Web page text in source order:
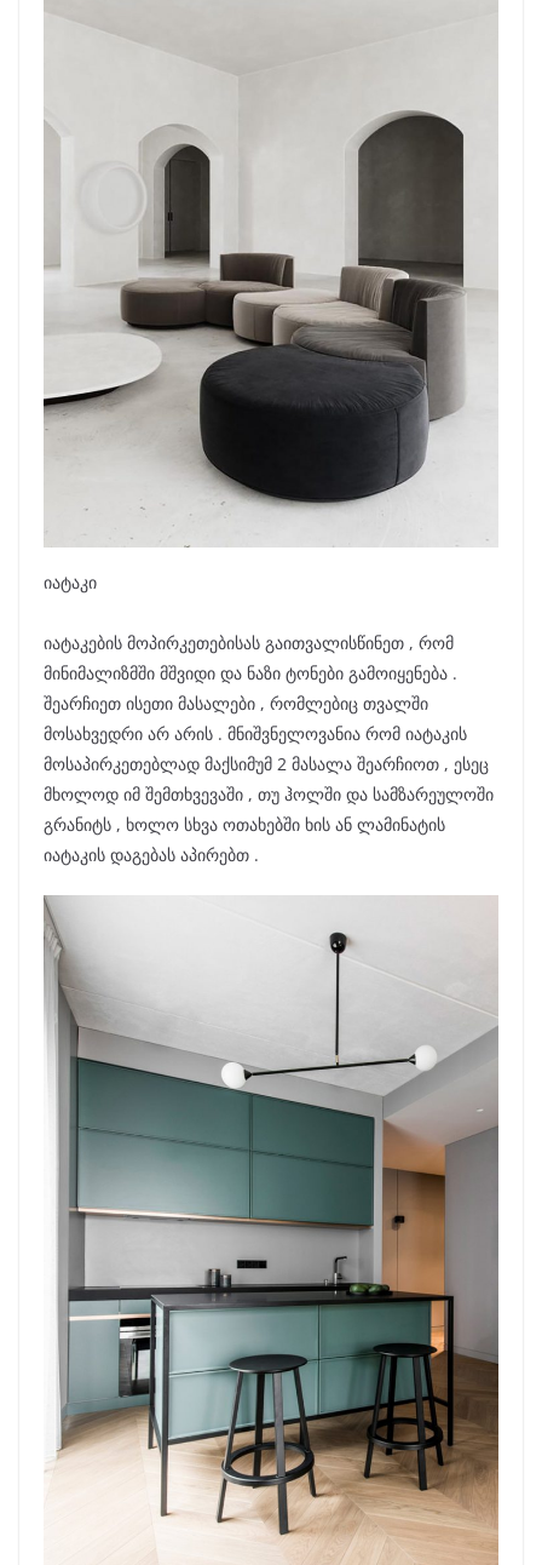
იატაკი
იატაკების მოპირკეთებისას გაითვალისწინეთ , რომ
მინიმალიზმში მშვიდი და ნაზი ტონები გამოიყენება .
შეარჩიეთ ისეთი მასალები , რომლებიც თვალში
მოსახვედრი არ არის . მნიშვნელოვანია რომ იატაკის
მოსაპირკეთებლად მაქსიმუმ 2 მასალა შეარჩიოთ , ესეც
მხოლოდ იმ შემთხვევაში , თუ ჰოლში და სამზარეულოში
გრანიტს , ხოლო სხვა ოთახებში ხის ან ლამინატის
იატაკის დაგებას აპირებთ .